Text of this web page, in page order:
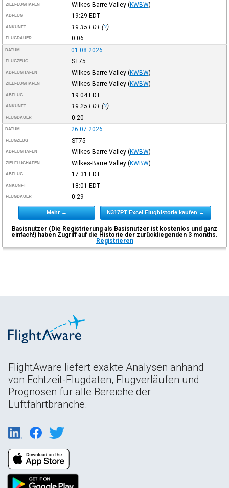
ZIELFLUGHAFEN Wilkes-Barre Valley (KWBW)
ABFLUG 19:29 EDT
ANKUNFT 19:35 EDT(?)
FLUGDAUER 0:06
DATUM 01.08.2026
FLUGZEUG ST75
ABFLUGHAFEN Wilkes-Barre Valley (KWBW)
ZIELFLUGHAFEN Wilkes-Barre Valley (KWBW)
ABFLUG 19:04EDT
ANKUNFT 19:25 EDT(?)
FLUGDAUER 0:20
DATUM 26.07.2026
FLUGZEUG ST75
ABFLUGHAFEN Wilkes-Barre Valley (KWBW)
ZIELFLUGHAFEN Wilkes-Barre Valley (KWBW)
ABFLUG 17:31 EDT
ANKUNFT 18:01 EDT
FLUGDAUER 0:29
Mehr → N317PT Excel Flughistorie kaufen →
Basisnutzer (Die Registrierung als Basisnutzer ist kostenlos und ganz
einfach!) haben Zugriff auf die Historie der zurückliegenden 3 months.
Registrieren
FlightAware liefert exakte Analysen anhand
von Echtzeit-Flugdaten, Flugverläufen und
Prognosen für alle Bereiche der
Luftfahrtbranche.